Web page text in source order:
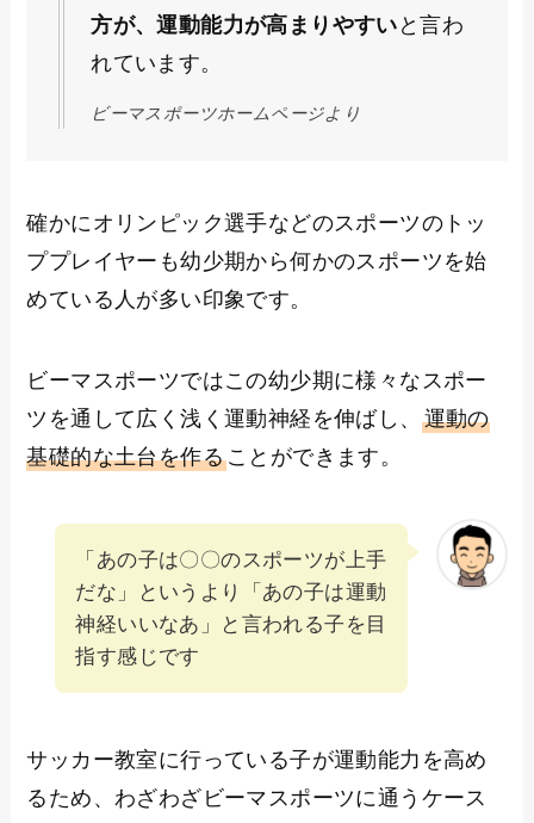
方が、運動能力が高まりやすい と言わ
れています。
ビーマスポーツホームページより
確かにオリンピック選手などのスポーツのトッ
ププレイヤーも幼少期から何かのスポーツを始
めている人が多い印象です。
ビーマスポーツではこの幼少期に様々なスポー
ツを通して広く浅く運動神経を伸ばし、 運動の
基礎的な土台を作ることができます。
「あの子は〇〇のスポーツが上手
だな」というより「あの子は運動
神経いいなあ」と言われる子を目
指す感じです
サッカー教室に行っている子が運動能力を高め
るため、わざわざビーマスポーツに通うケース